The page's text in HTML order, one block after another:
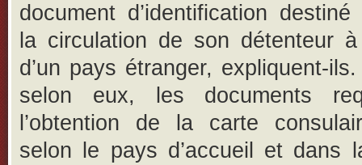
document d’identification
la circulation de son détenteur à
d’un pays étranger, expliquent-
selon eux, les documents
l’obtention de la carte
selon le pays d’accueil et dans